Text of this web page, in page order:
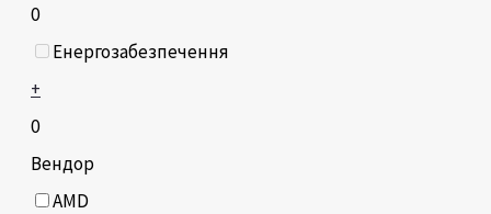
0
Енергозабезпечення
+
0
Вендор
AMD